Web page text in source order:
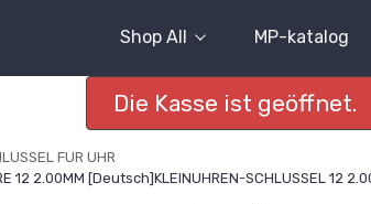
Shop All MP-katalog
Die Kasse ist geöffnet.
FUR UHR
12 2.00MM [Deutsch]KLEINUHREN-SCHLUSSEL 12